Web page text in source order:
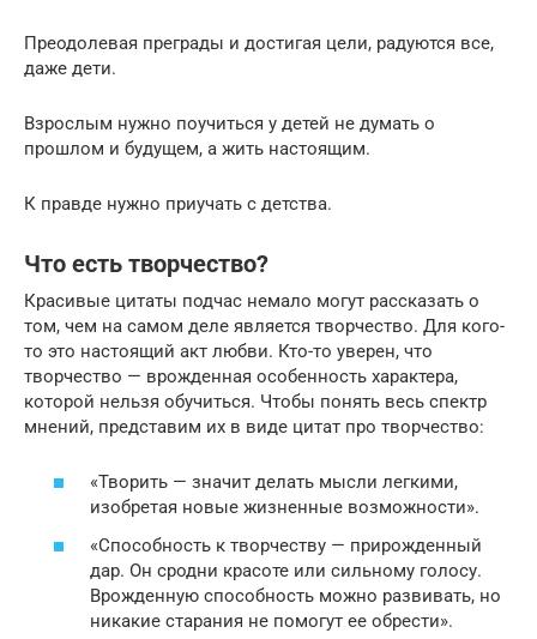
Преодолевая преграды и достигая цели, радуются все,
даже дети.
Взрослым нужно поучиться у детей не думать о
прошлом и будущем, а жить настоящим.
К правде нужно приучать с детства.
Что есть творчество?
Красивые цитаты подчас немало могут рассказать о
том, чем на самом деле является творчество. Для кого-
то это настоящий акт любви. Кто-то уверен, что
творчество — врожденная особенность характера,
которой нельзя обучиться. Чтобы понять весь спектр
мнений, представим их в виде цитат про творчество:
«Творить — значит делать мысли легкими,
изобретая новые жизненные возможности».
«Способность к творчеству — прирожденный
дар. Он сродни красоте или сильному голосу.
Врожденную способность можно развивать, но
никакие старания не помогут ее обрести».